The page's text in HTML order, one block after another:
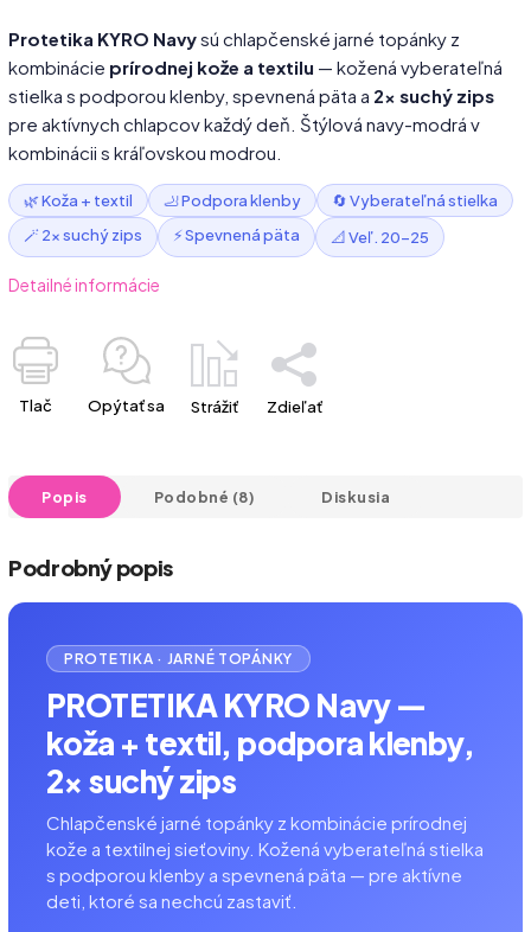
Protetika KYRO Navysú chlapčenské jarné topánky z
kombinácie prírodnej kože a textilu — kožená vyberateľná
stielka s podporou klenby, spevnená päta a 2× suchý zips
pre aktívnych chlapcov každý deň. Štýlová navy-modrá v
kombinácii s kráľovskou modrou.
🌿 Koža + textil 🦶 Podpora klenby
🔄 Vyberateľná stielka
🪄 2× suchý zips
⚡ Spevnená päta 📐 Veľ. 20–25
Detailné informácie
Tlač Opýtať sa Strážiť Zdieľať
Popis Podobné (8) Diskusia
Podrobný popis
PROTETIKA · JARNÉ TOPÁNKY
PROTETIKA KYRO Navy —
koža + textil, podpora klenby,
2× suchý zips
Chlapčenské jarné topánky z kombinácie prírodnej
kože a textilnej sieťoviny. Kožená vyberateľná stielka
s podporou klenby a spevnená päta — pre aktívne
deti, ktoré sa nechcú zastaviť.